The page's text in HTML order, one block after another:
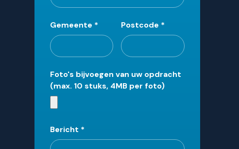
Gemeente * Postcode *
Foto's bijvoegen van uw opdracht
(max. 10 stuks, 4MB per foto)
Bericht *